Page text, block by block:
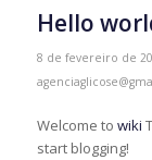
Hello
8 de fevereiro de
Welcome to wiki
start blogging!